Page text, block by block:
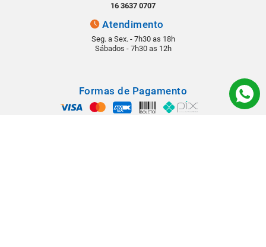
16 3637 0707
Atendimento
Seg. a Sex. - 7h30 as 18h
Sábados - 7h30 as 12h
Formas de Pagamento